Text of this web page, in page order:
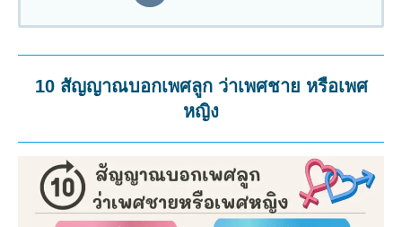
10 สัญญาณบอกเพศลูก ว่าเพศชาย หรือเพศ
หญิง